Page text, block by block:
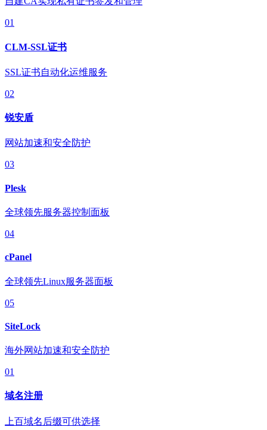
01
CLM-SSL证书
SSL证书自动化运维服务
02
锐安盾
网站加速和安全防护
03
Plesk
全球领先服务器控制面板
04
cPanel
全球领先Linux服务器面板
05
SiteLock
海外网站加速和安全防护
01
域名注册
上百域名后缀可供选择